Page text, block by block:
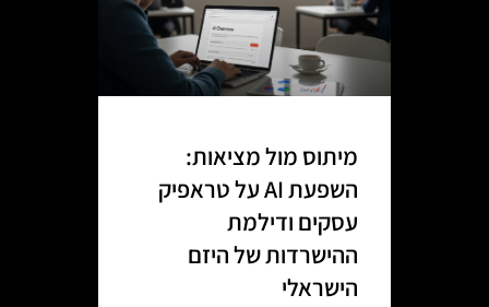
מיתוס מול מציאות:
השפעת AI על טראפיק
עסקים ודילמת
ההישרדות של היזם
הישראלי